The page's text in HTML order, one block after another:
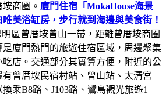
商圈。 廈門住宿「MokaHouse海景
美浴缸房，步行就到海邊與美食街！
明區曾厝垵曾山一帶，距離曾厝垵商圈
廈門熱門的旅遊住宿區域，周邊聚集
店。交通部分其實算方便，附近的公
曾厝垵民宿村站、曾山站、太清宮
乘B8路、J103路、鷺島觀光旅遊1